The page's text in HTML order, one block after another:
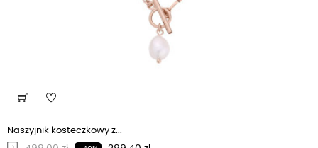
Naszyjnik kosteczkowy z...